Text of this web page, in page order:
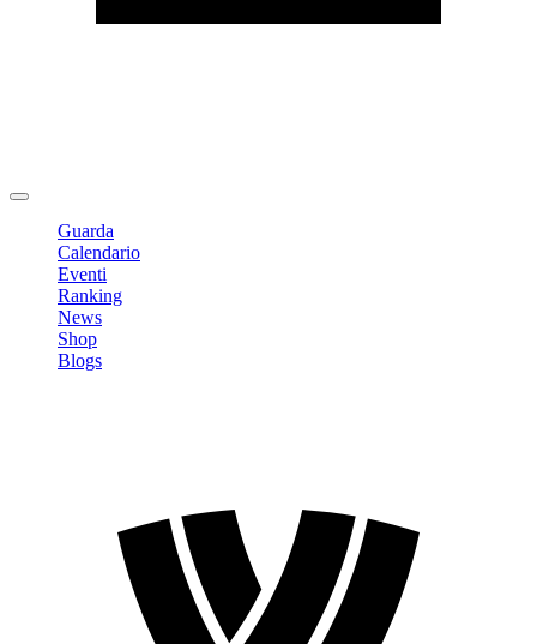
Guarda
Calendario
Eventi
Ranking
News
Shop
Blogs